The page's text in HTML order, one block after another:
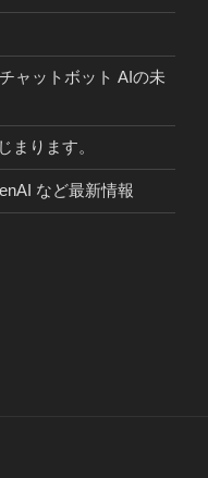
ャットボット AIの未
ります。
など最新情報